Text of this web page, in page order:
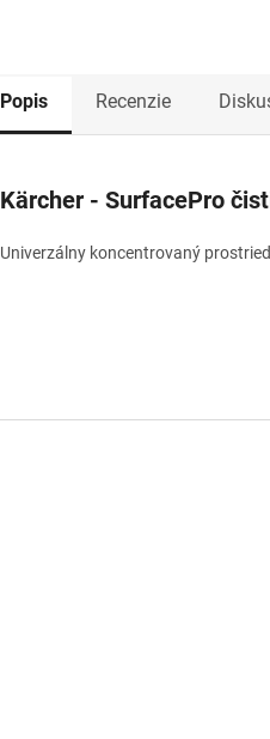
Popis Recenzie
Kärcher - SurfacePro
Univerzálny koncentrovaný